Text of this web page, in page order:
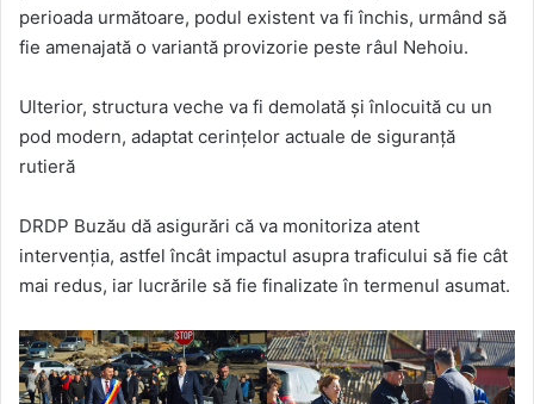
perioada următoare, podul existent va fi închis, urmând să
fie amenajată o variantă provizorie peste râul Nehoiu.
Ulterior, structura veche va fi demolată și înlocuită cu un
pod modern, adaptat cerințelor actuale de siguranță
rutieră
DRDP Buzău dă asigurări că va monitoriza atent
intervenția, astfel încât impactul asupra traficului să fie cât
mai redus, iar lucrările să fie finalizate în termenul asumat.